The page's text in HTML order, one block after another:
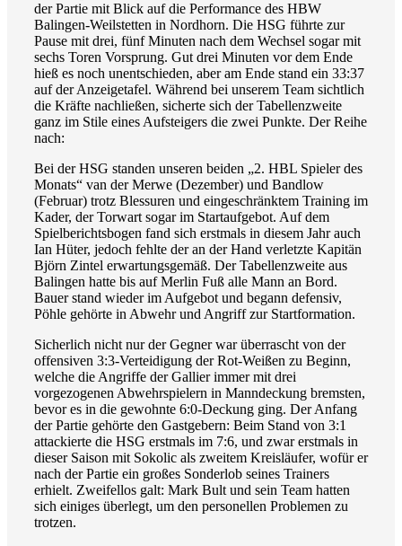
der Partie mit Blick auf die Performance des HBW
Balingen-Weilstetten in Nordhorn. Die HSG führte zur
Pause mit drei, fünf Minuten nach dem Wechsel sogar mit
sechs Toren Vorsprung. Gut drei Minuten vor dem Ende
hieß es noch unentschieden, aber am Ende stand ein 33:37
auf der Anzeigetafel. Während bei unserem Team sichtlich
die Kräfte nachließen, sicherte sich der Tabellenzweite
ganz im Stile eines Aufsteigers die zwei Punkte. Der Reihe
nach:
Bei der HSG standen unseren beiden „2. HBL Spieler des
Monats“ van der Merwe (Dezember) und Bandlow
(Februar) trotz Blessuren und eingeschränktem Training im
Kader, der Torwart sogar im Startaufgebot. Auf dem
Spielberichtsbogen fand sich erstmals in diesem Jahr auch
Ian Hüter, jedoch fehlte der an der Hand verletzte Kapitän
Björn Zintel erwartungsgemäß. Der Tabellenzweite aus
Balingen hatte bis auf Merlin Fuß alle Mann an Bord.
Bauer stand wieder im Aufgebot und begann defensiv,
Pöhle gehörte in Abwehr und Angriff zur Startformation.
Sicherlich nicht nur der Gegner war überrascht von der
offensiven 3:3-Verteidigung der Rot-Weißen zu Beginn,
welche die Angriffe der Gallier immer mit drei
vorgezogenen Abwehrspielern in Manndeckung bremsten,
bevor es in die gewohnte 6:0-Deckung ging. Der Anfang
der Partie gehörte den Gastgebern: Beim Stand von 3:1
attackierte die HSG erstmals im 7:6, und zwar erstmals in
dieser Saison mit Sokolic als zweitem Kreisläufer, wofür er
nach der Partie ein großes Sonderlob seines Trainers
erhielt. Zweifellos galt: Mark Bult und sein Team hatten
sich einiges überlegt, um den personellen Problemen zu
trotzen.